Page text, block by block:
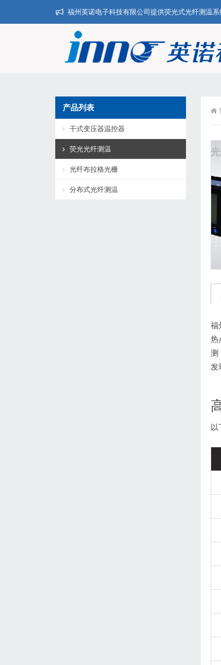
福州英诺电子科技有限公司提供荧光式光纤测温
福
热
测
发
产品列表
干式变压器温控器
荧光光纤测温
光纤布拉格光栅
分布式光纤测温